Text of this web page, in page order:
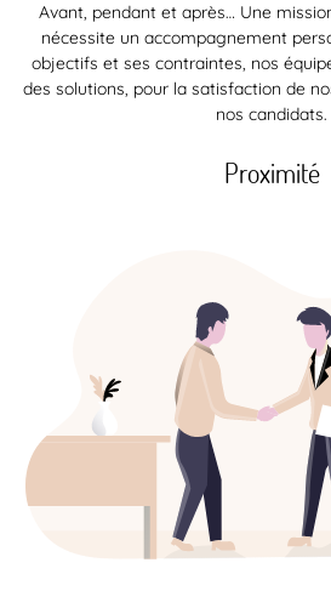
Avant, pendant et après… Une
nécessite un accompagnement
objectifs et ses contraintes, nos
des solutions, pour la satisfaction de
nos candidats.
Proximité